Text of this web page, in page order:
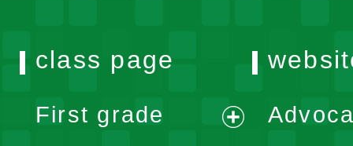
class page
First grade